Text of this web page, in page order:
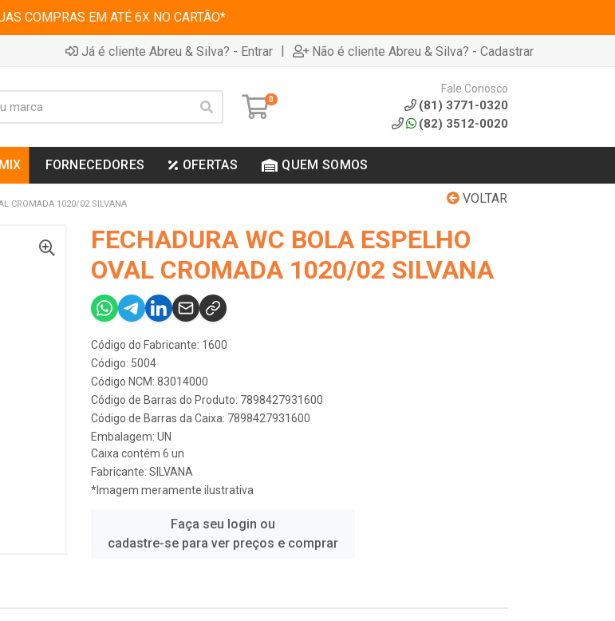
COMPRAS EM ATÉ 6X NO CARTÃO*
Já é cliente Abreu & Silva? - Entrar | Não é cliente Abreu & Silva? - Cadastrar
0
Fale Conosco
(81) 3771-0320
(82) 3512-0020
FORNECEDORES OFERTAS QUEM SOMOS
VOLTAR
CROMADA 1020/02 SILVANA
FECHADURA WC BOLA ESPELHO
OVAL CROMADA 1020/02 SILVANA
Código do Fabricante: 1600
Código: 5004
Código NCM: 83014000
Código de Barras do Produto: 7898427931600
Código de Barras da Caixa: 7898427931600
Embalagem: UN
Caixa contém 6 un
Fabricante: SILVANA
*Imagem meramente ilustrativa
Faça seu login ou
cadastre-se para ver preços e comprar